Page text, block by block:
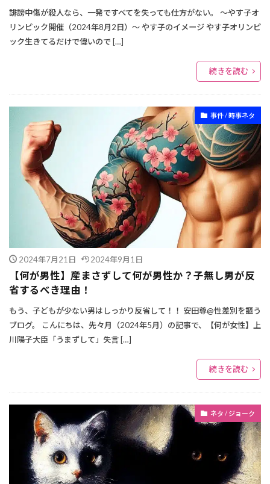
誹謗中傷が殺人なら、一発ですべてを失っても仕方がない。 ～やす子オ
リンピック開催（2024年8月2日）～ やす子のイメージ やす子オリンピ
ック生きてるだけで偉いので […]
続きを読む
事件 / 時事ネタ
2024年7月21日 2024年9月1日
【何が男性】産まさずして何が男性か？子無し男が反
省するべき理由！
もう、子どもが少ない男はしっかり反省して！！ 安田尊@性差別を謳う
ブログ。 こんにちは、先々月（2024年5月）の記事で、【何が女性】上
川陽子大臣「うまずして」失言 […]
続きを読む
ネタ / ジョーク